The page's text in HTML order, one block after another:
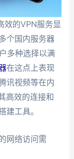
效的VPN服务显
个国内服务器
多种选择以满
在这点上表现
讯视频等在内
高效的连接和
建工具。
网络访问需